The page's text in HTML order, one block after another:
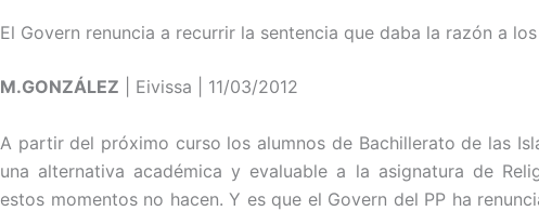
El Govern renuncia a recurrir la sentencia que daba la razón a
M.GONZÁLEZ | Eivissa | 11/03/2012
A partir del próximo curso los alumnos de Bachillerato de las
una alternativa académica y evaluable a la asignatura de
estos momentos no hacen. Y es que el Govern del PP ha